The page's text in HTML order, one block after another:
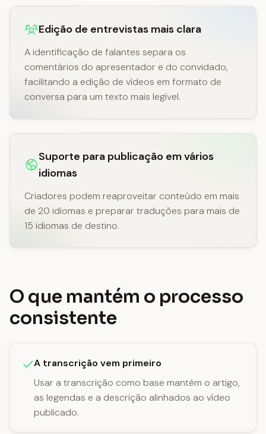
Edição de entrevistas mais clara
A identificação de falantes separa os
comentários do apresentador e do convidado,
facilitando a edição de vídeos em formato de
conversa para um texto mais legível.
Suporte para publicação em vários
idiomas
Criadores podem reaproveitar conteúdo em mais
de 20 idiomas e preparar traduções para mais de
15 idiomas de destino.
O que mantém o processo
consistente
A transcrição vem primeiro
Usar a transcrição como base mantém o artigo,
as legendas e a descrição alinhados ao vídeo
publicado.